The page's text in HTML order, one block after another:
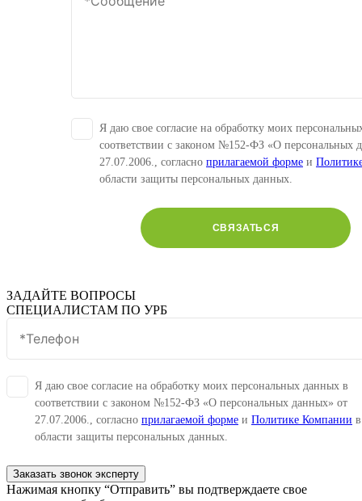
Я даю свое согласие на обработку моих
соответствии с законом №152-ФЗ «О персональных
27.07.2006., согласно прилагаемой форме и
области защиты персональных данных.
СВЯЗАТЬСЯ
ЗАДАЙТЕ ВОПРОСЫ
СПЕЦИАЛИСТАМ ПО УРБ
Я даю свое согласие на обработку моих персональных данных в
соответствии с законом №152-ФЗ «О персональных данных» от
27.07.2006., согласно прилагаемой форме и Политике Компании в
области защиты персональных данных.
Заказать звонок эксперту
Нажимая кнопку “Отправить” вы подтверждаете свое